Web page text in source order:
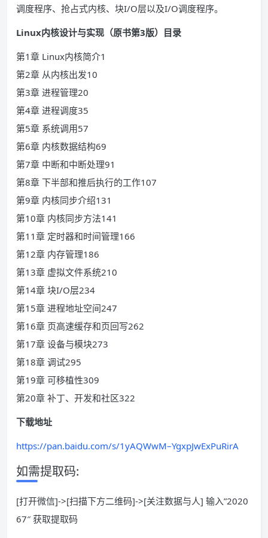
调度程序、抢占式内核、块I/O层以及I/O调度程序。
Linux内核设计与实现（原书第3版）目录
第1章 Linux内核简介1
第2章 从内核出发10
第3章 进程管理20
第4章 进程调度35
第5章 系统调用57
第6章 内核数据结构69
第7章 中断和中断处理91
第8章 下半部和推后执行的工作107
第9章 内核同步介绍131
第10章 内核同步方法141
第11章 定时器和时间管理166
第12章 内存管理186
第13章 虚拟文件系统210
第14章 块I/O层234
第15章 进程地址空间247
第16章 页高速缓存和页回写262
第17章 设备与模块273
第18章 调试295
第19章 可移植性309
第20章 补丁、开发和社区322
下载地址
https://pan.baidu.com/s/1yAQWwM–YgxpJwExPuRirA
如需提取码:
[打开微信]->[扫描下方二维码]->[关注数据与人] 输入”2020
67″ 获取提取码